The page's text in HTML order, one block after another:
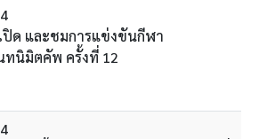
ด และชมการแข่งขันกีฬา
ทนิมิตคัพ ครั้งที่ 12